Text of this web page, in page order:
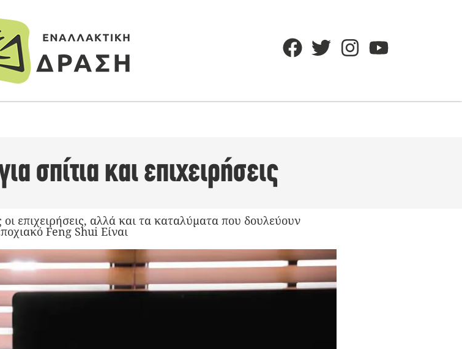
σπίτια και επιχειρήσεις
οι επιχειρήσεις, αλλά και τα καταλύματα που δουλεύουν
Feng Shui Είναι